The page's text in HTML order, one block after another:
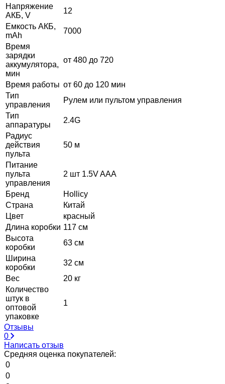
Напряжение
АКБ, V
12
Емкость АКБ,
mAh
7000
Время
зарядки
аккумулятора,
мин
от 480 до 720
Время работы от 60 до 120 мин
Тип
управления
Рулем или пультом управления
Тип
аппаратуры
2.4G
Радиус
действия
пульта
50 м
Питание
пульта
управления
2 шт 1.5V AAA
Бренд
Hollicy
Страна
Китай
Цвет
красный
Длина коробки 117 см
Высота
коробки
63 см
Ширина
коробки
32 см
Вес
20 кг
Количество
штук в
оптовой
упаковке
1
Отзывы
0
Написать отзыв
Средняя оценка покупателей:
0
0